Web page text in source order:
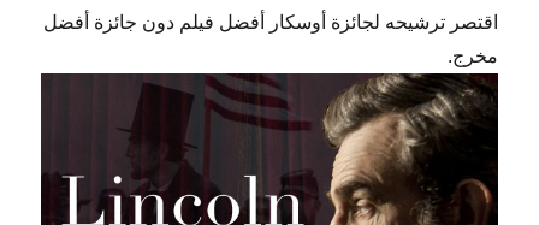
اقتصر ترشيحه لجائزة أوسكار أفضل فيلم دون جائزة أفضل
مخرج.